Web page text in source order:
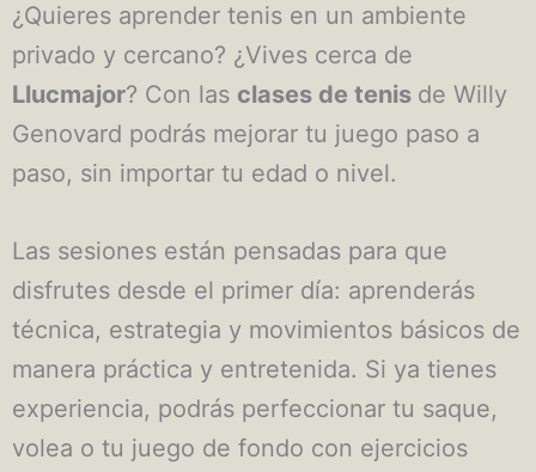
¿Quieres aprender tenis en un ambiente
privado y cercano? ¿Vives cerca de
Llucmajor? Con las clases de tenis de Willy
Genovard podrás mejorar tu juego paso a
paso, sin importar tu edad o nivel.
Las sesiones están pensadas para que
disfrutes desde el primer día: aprenderás
técnica, estrategia y movimientos básicos de
manera práctica y entretenida. Si ya tienes
experiencia, podrás perfeccionar tu saque,
volea o tu juego de fondo con ejercicios